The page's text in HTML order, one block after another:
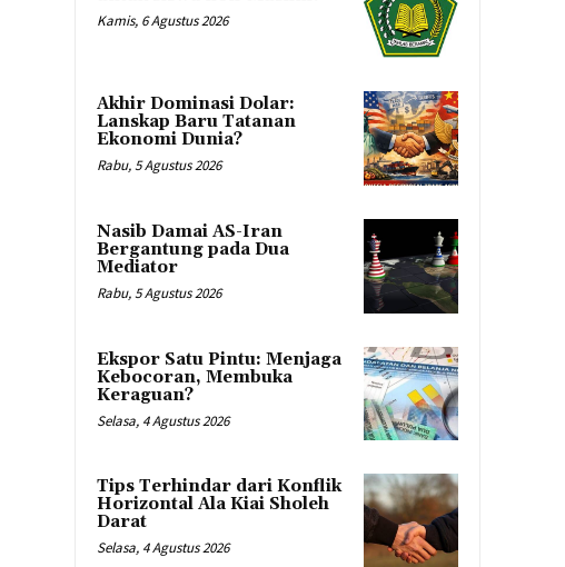
Kamis, 6 Agustus 2026
Akhir Dominasi Dolar:
Lanskap Baru Tatanan
Ekonomi Dunia?
Rabu, 5 Agustus 2026
Nasib Damai AS-Iran
Bergantung pada Dua
Mediator
Rabu, 5 Agustus 2026
Ekspor Satu Pintu: Menjaga
Kebocoran, Membuka
Keraguan?
Selasa, 4 Agustus 2026
Tips Terhindar dari Konflik
Horizontal Ala Kiai Sholeh
Darat
Selasa, 4 Agustus 2026